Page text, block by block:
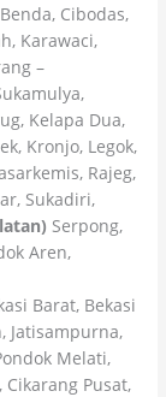
Cibodas,
Karawaci,
–
Kelapa Dua,
Kronjo, Legok,
Rajeg,
Sukadiri,
Serpong,
Aren,
Barat, Bekasi
Jatisampurna,
Melati,
Cikarang Pusat,